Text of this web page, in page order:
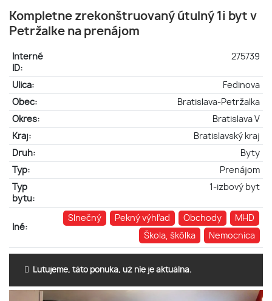
Kompletne zrekonštruovaný útulný 1i byt v
Petržalke na prenájom
Interné
ID:
275739
Ulica:
Fedinova
Obec:
Bratislava-Petržalka
Okres:
Bratislava V
Kraj:
Bratislavský kraj
Druh:
Byty
Typ:
Prenájom
Typ
bytu:
1-izbový byt
Iné:
Slnečný Pekný výhľad Obchody
MHD
Škola, škôlka
Nemocnica
Ľutujeme, táto ponuka, už nie je aktuálna.